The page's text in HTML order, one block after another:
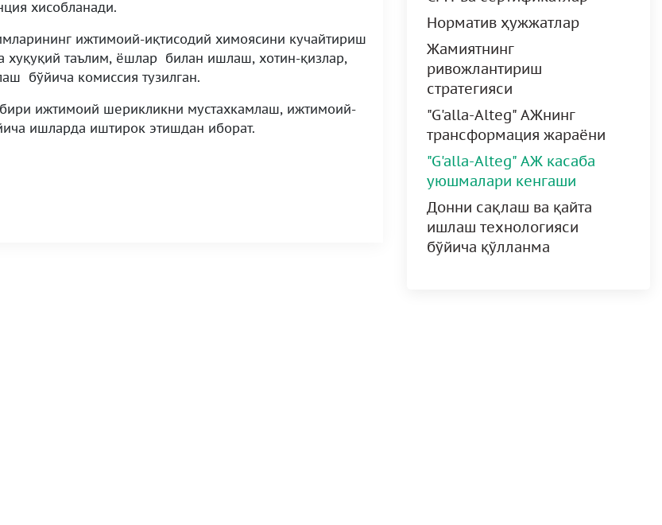
хисобланади.
ижтимоий-иқтисодий химоясини кучайтириш
таълим, ёшлар билан ишлаш, хотин-қизлар,
бўйича комиссия тузилган.
ижтимоий шерикликни мустахкамлаш, ижтимоий-
ишларда иштирок этишдан иборат.
Норматив ҳужжатлар
Жамиятнинг
ривожлантириш
стратегияси
"G'alla-Alteg" АЖнинг
трансформация жараёни
"G'alla-Alteg" АЖ касаба
уюшмалари кенгаши
Донни сақлаш ва қайта
ишлаш технологияси
бўйича қўлланма